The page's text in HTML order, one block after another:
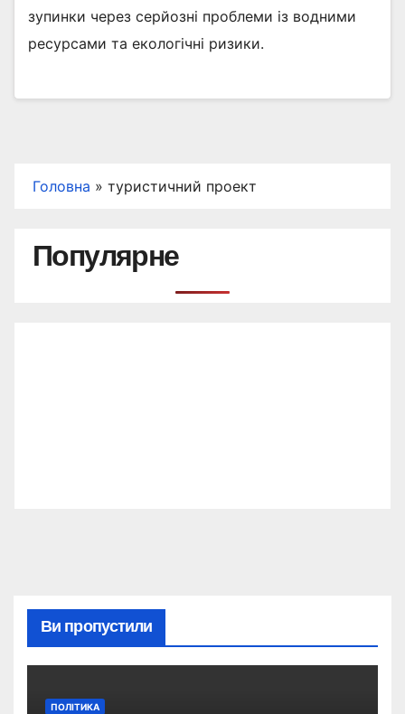
зупинки через серйозні проблеми із водними
ресурсами та екологічні ризики.
Головна » туристичний проект
Популярне
Ви пропустили
ПОЛІТИКА